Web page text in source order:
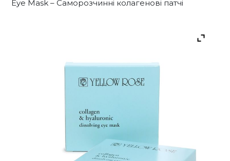
Eye Mask – Саморозчинні колагенові патчі